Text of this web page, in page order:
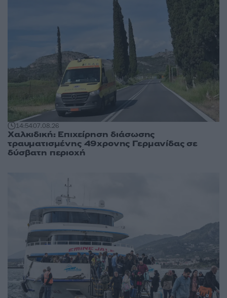
14:5407.08.26
Χαλκιδική: Επιχείρηση διάσωσης
τραυματισμένης 49χρονης Γερμανίδας σε
δύσβατη περιοχή